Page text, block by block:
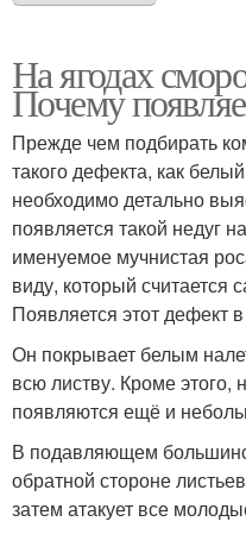
На ягодах
Почему
Прежде чем подбирать
такого дефекта, как
необходимо детально
появляется такой недуг
именуемое мучнистая
виду, который
Появляется этот дефект
Он покрывает белым
всю листву. Кроме этого,
появляются ещё и
В подавляющем
обратной стороне
затем атакует все